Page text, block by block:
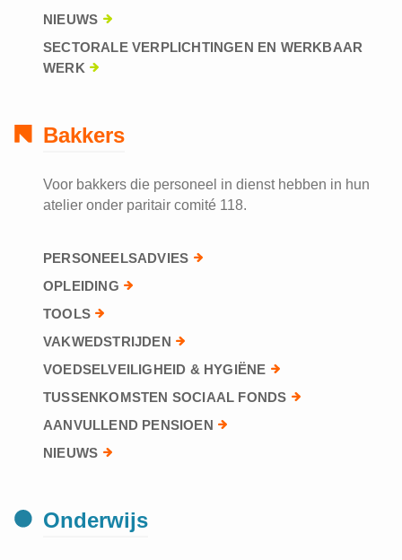
NIEUWS
SECTORALE VERPLICHTINGEN EN WERKBAAR
WERK
Bakkers
Voor bakkers die personeel in dienst hebben in hun
atelier onder paritair comité 118.
PERSONEELSADVIES
OPLEIDING
TOOLS
VAKWEDSTRIJDEN
VOEDSELVEILIGHEID & HYGIËNE
TUSSENKOMSTEN SOCIAAL FONDS
AANVULLEND PENSIOEN
NIEUWS
Onderwijs